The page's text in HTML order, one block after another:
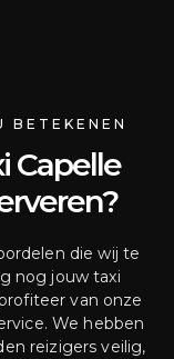
BETEKENEN
Capelle
die wij te
nog jouw taxi
van onze
We hebben
reizigers veilig,